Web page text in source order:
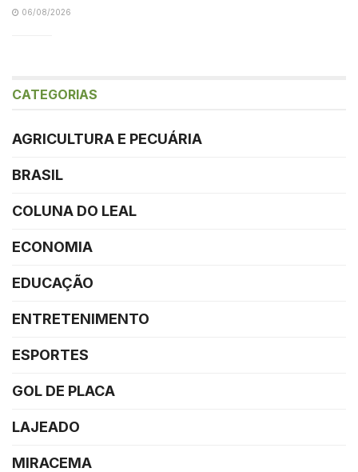
06/08/2026
CATEGORIAS
AGRICULTURA E PECUÁRIA
BRASIL
COLUNA DO LEAL
ECONOMIA
EDUCAÇÃO
ENTRETENIMENTO
ESPORTES
GOL DE PLACA
LAJEADO
MIRACEMA